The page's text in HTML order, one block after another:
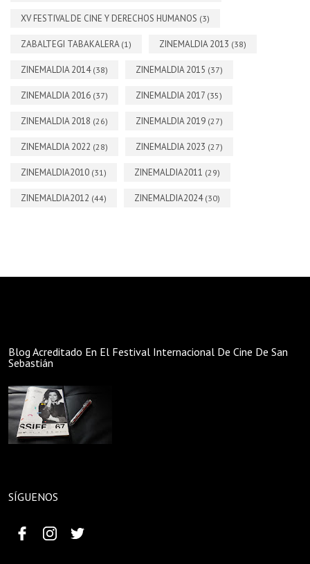
XV FESTIVAL DE CINE Y DERECHOS HUMANOS (3)
ZABALTEGI TABAKALERA (1) ZINEMALDIA 2013 (38)
ZINEMALDIA 2014 (38) ZINEMALDIA 2015 (37)
ZINEMALDIA 2016 (37) ZINEMALDIA 2017 (35)
ZINEMALDIA 2018 (26) ZINEMALDIA 2019 (27)
ZINEMALDIA 2022 (28) ZINEMALDIA 2023 (27)
ZINEMALDIA2010 (31) ZINEMALDIA2011 (29)
ZINEMALDIA2012 (44) ZINEMALDIA2024 (30)
Blog Acreditado En El Festival Internacional De Cine De San
Sebastián
SÍGUENOS